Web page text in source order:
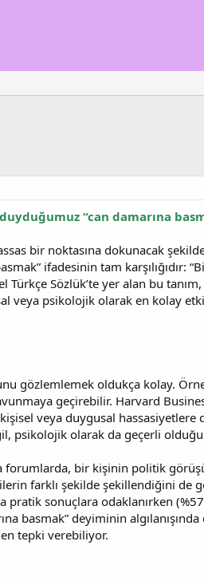
“can damarına
bir noktasına dokunacak
ifadesinin tam karşılığıdır:
Sözlük’te yer alan bu
veya psikolojik olarak en kolay
gözlemlemek oldukça kolay.
geçirebilir. Harvard
veya duygusal hassasiyetlere
psikolojik olarak da geçerli
bir kişinin politik
farklı şekilde şekillendiğini de
pratik sonuçlara odaklanırken
basmak” deyiminin
tepki verebiliyor.